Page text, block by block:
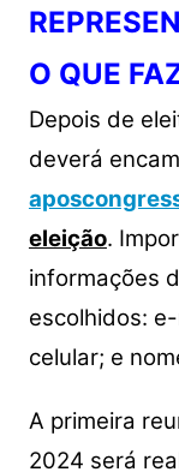
O QUE
Depois de
deverá
eleição.
informações
escolhidos:
celular; e
A primeira
2024 será